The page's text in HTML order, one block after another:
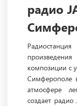
радио
композиции с
Симферополе
атмосфере
создает радио